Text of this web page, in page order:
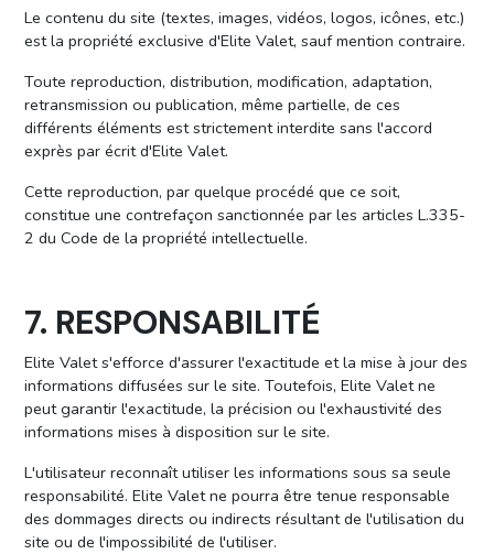
Le contenu du site (textes, images, vidéos, logos, icônes, etc.)
est la propriété exclusive d'Elite Valet, sauf mention contraire.
Toute reproduction, distribution, modification, adaptation,
retransmission ou publication, même partielle, de ces
différents éléments est strictement interdite sans l'accord
exprès par écrit d'Elite Valet.
Cette reproduction, par quelque procédé que ce soit,
constitue une contrefaçon sanctionnée par les articles L.335-
2 du Code de la propriété intellectuelle.
7. RESPONSABILITÉ
Elite Valet s'efforce d'assurer l'exactitude et la mise à jour des
informations diffusées sur le site. Toutefois, Elite Valet ne
peut garantir l'exactitude, la précision ou l'exhaustivité des
informations mises à disposition sur le site.
L'utilisateur reconnaît utiliser les informations sous sa seule
responsabilité. Elite Valet ne pourra être tenue responsable
des dommages directs ou indirects résultant de l'utilisation du
site ou de l'impossibilité de l'utiliser.